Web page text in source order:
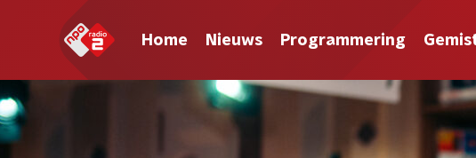
Home Nieuws Programmering